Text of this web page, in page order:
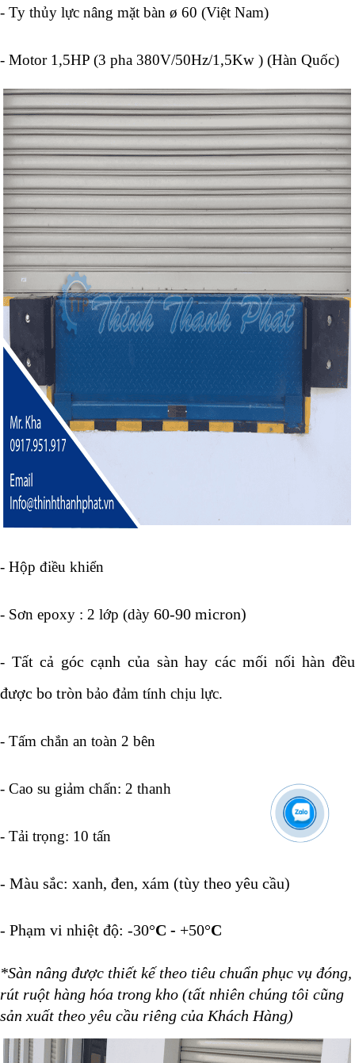
- Ty thủy lực nâng mặt bàn ø 60 (Việt Nam)
- Motor 1,5HP (3 pha 380V/50Hz/1,5Kw ) (Hàn Quốc)
- Hộp điều khiển
- Sơn epoxy : 2 lớp (dày 60-90 micron)
- Tất cả góc cạnh của sàn hay các mối nối hàn đều
được bo tròn bảo đảm tính chịu lực.
- Tấm chắn an toàn 2 bên
- Cao su giảm chấn: 2 thanh
- Tải trọng: 10 tấn
- Màu sắc: xanh, đen, xám (tùy theo yêu cầu)
- Phạm vi nhiệt độ: -30°C - +50°C
*Sàn nâng được thiết kế theo tiêu chuẩn phục vụ đóng,
rút ruột hàng hóa trong kho (tất nhiên chúng tôi cũng
sản xuất theo yêu cầu riêng của Khách Hàng)